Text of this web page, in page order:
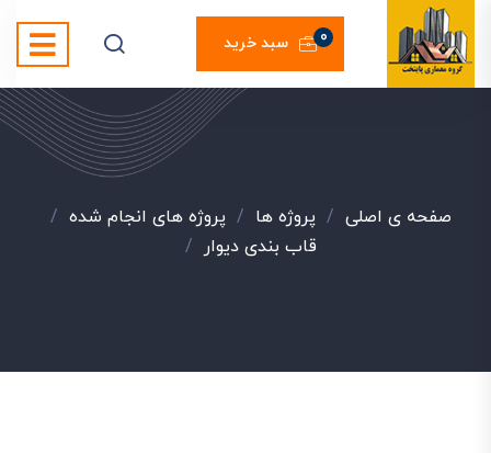
سبد خرید 0
صفحه ی اصلی / پروژه ها / پروژه های انجام شده /
قاب بندی دیوار
/